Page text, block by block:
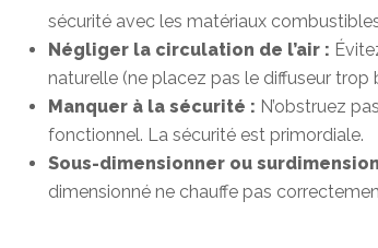
sécurité avec les matériaux
Négliger la circulation de l’air :
naturelle (ne placez pas le diffuseur trop
Manquer à la sécurité : N’obstruez
fonctionnel. La sécurité est primordiale.
Sous-dimensionner ou
dimensionné ne chauffe pas